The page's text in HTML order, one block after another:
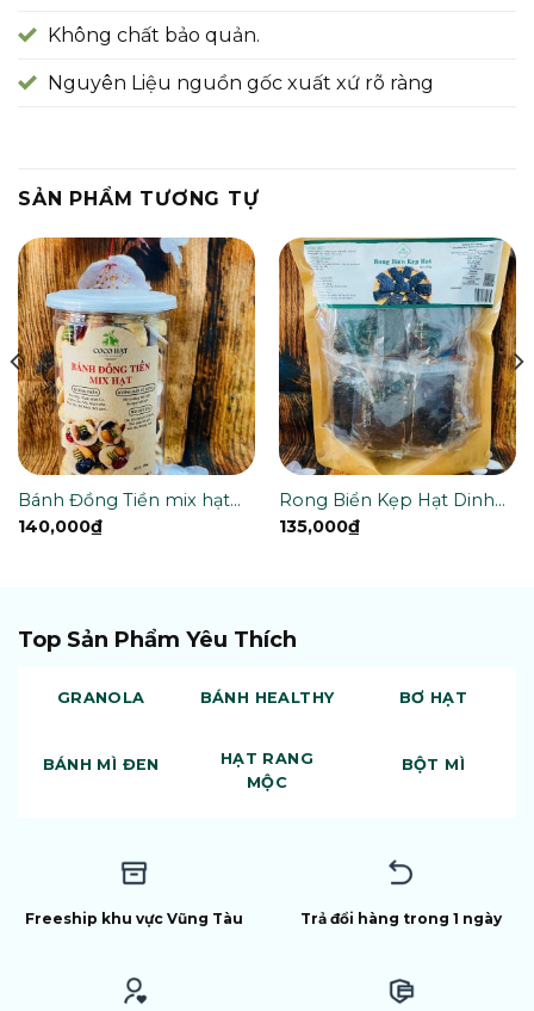
Không chất bảo quản.
Nguyên Liệu nguồn gốc xuất xứ rõ ràng
SẢN PHẨM TƯƠNG TỰ
Bánh Đồng Tiền mix hạt
330g
140,000₫
Rong Biển Kẹp Hạt Dinh
Dưỡng 270g
135,000₫
Top Sản Phẩm Yêu Thích
GRANOLA BÁNH HEALTHY BƠ HẠT
BÁNH MÌ ĐEN
HẠT RANG
MỘC
BỘT MÌ
Freeship khu vực Vũng Tàu Trả đổi hàng trong 1 ngày